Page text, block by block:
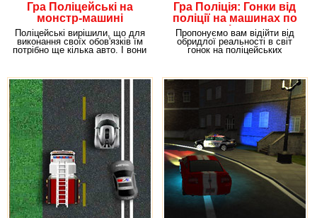
Гра Поліцейські на
монстр-машині
Поліцейські вирішили, що для
виконання своїх обов'язків їм
потрібно ще кілька авто. І вони
Гра Поліція: Гонки від
поліції на машинах по
місту
Пропонуємо вам відійти від
обридлої реальності в світ
гонок на поліцейських